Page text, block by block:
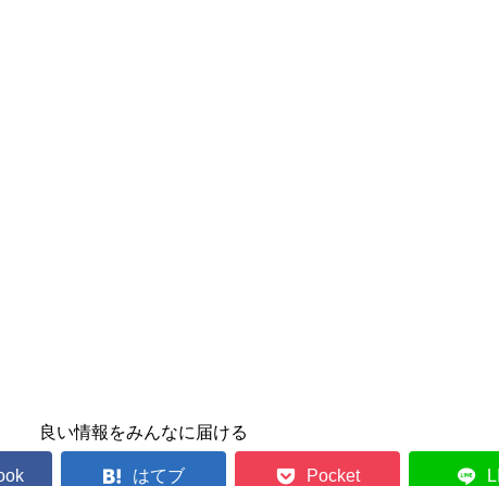
良い情報をみんなに届ける
はてブ Pocket